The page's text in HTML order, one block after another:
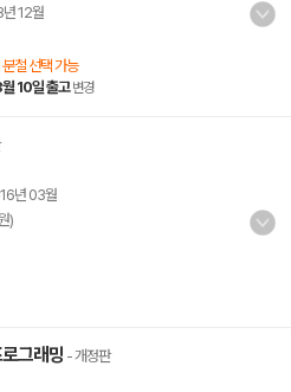
12월
철 선택 가능
10일 출고 변경
년 03월
)
그래밍 - 개정판